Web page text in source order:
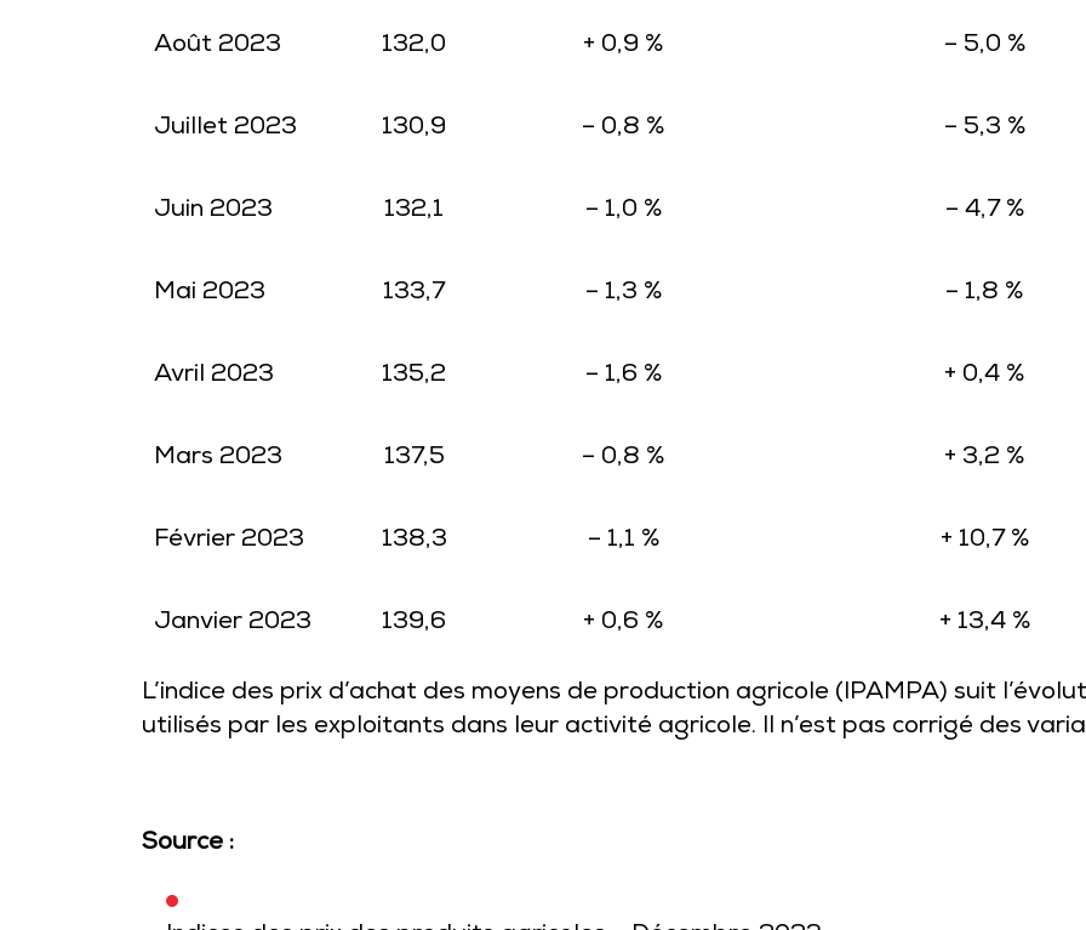
Août 2023 132,0 + 0,9 % – 5,0 %
Juillet 2023 130,9 – 0,8 % – 5,3 %
Juin 2023 132,1 – 1,0 % – 4,7 %
Mai 2023 133,7 – 1,3 % – 1,8 %
Avril 2023 135,2 – 1,6 % + 0,4 %
Mars 2023 137,5 – 0,8 % + 3,2 %
Février 2023 138,3 – 1,1 % + 10,7 %
Janvier 2023 139,6 + 0,6 % + 13,4 %
L’indice des prix d’achat des moyens de production agricole (IPAMPA) suit
utilisés par les exploitants dans leur activité agricole. Il n’est pas corrigé des
Source :